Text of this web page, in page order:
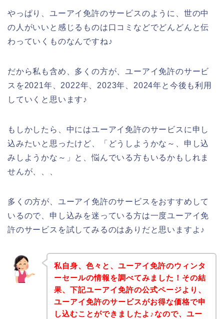
やっぱり、ユーアイ免許のサービスのように、世の中
の人がいいと感じるものは口コミなどでどんどんと伝
わっていくものなんですね♪
だから私も含め、多くの方が、ユーアイ免許のサービ
スを2021年、2022年、2023年、2024年と今後も利用
していくと思います♪
もしかしたら、中にはユーアイ免許のサービスに申し
込みたいと思ったけど、「どうしようかな～、申し込
みしようかな～」と、悩んでいる方もいるかもしれま
せんが、、、
多くの方が、ユーアイ免許のサービスをおすすめして
いるので、申し込みを迷っている方は一度ユーアイ免
許のサービスを試してみるのはありだと思いますよ♪
私自身、色々と、ユーアイ免許のウィンタ
ーセールの情報を調べてみました！その結
果、下記ユーアイ免許の公式ページより、
ユーアイ免許のサービスがお得な価格で申
し込むことができましたよ♪なので、ユー